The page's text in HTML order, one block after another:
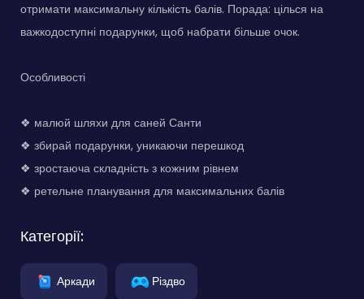
отримати максимальну кількість балів. Порада: цілься на
важкодоступні подарунки, щоб набрати більше очок.
Особливості
❖ малюй шляхи для саней Санти
❖ збирай подарунки, уникаючи перешкод
❖ зростаюча складність з кожним рівнем
❖ ретельне планування для максимальних балів
Категорії:
Аркади Різдво